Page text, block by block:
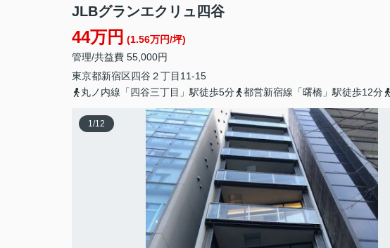
JLBグランエクリュ四谷
44万円 (1.56万円/坪)
管理/共益費 55,000円
東京都新宿区四谷 ２丁目11-15
丸ノ内線「四谷三丁目」駅徒歩5分
都営新宿線「曙橋」駅徒歩12分
1/12